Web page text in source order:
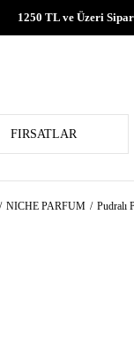
1250 TL ve Üzeri
FIRSATLAR
NICHE PARFUM Pudralı